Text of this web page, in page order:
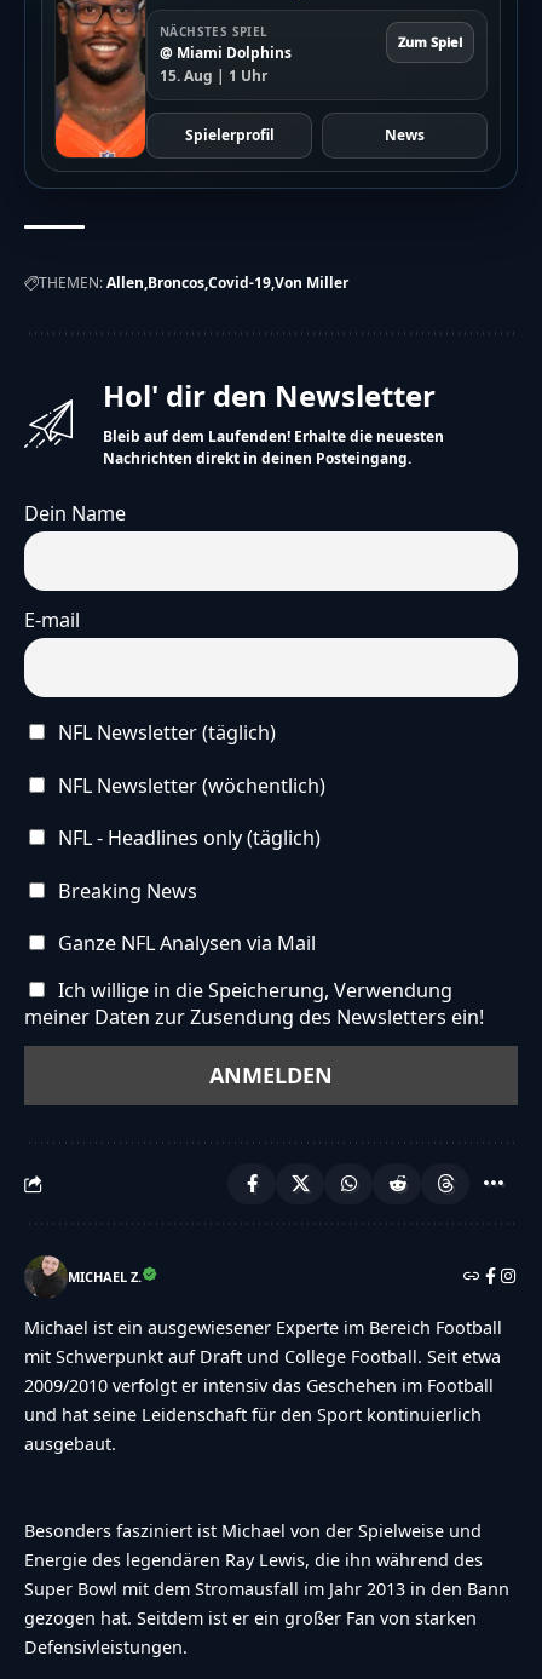
NÄCHSTES SPIEL
@ Miami Dolphins
15. Aug | 1 Uhr
Zum Spiel
Spielerprofil News
THEMEN:Allen BroncosCovid-19Von Miller
Hol' dir den Newsletter
Bleib auf dem Laufenden! Erhalte die neuesten
Nachrichten direkt in deinen Posteingang.
Dein Name
E-mail
NFL Newsletter (täglich)
NFL Newsletter (wöchentlich)
NFL - Headlines only (täglich)
Breaking News
Ganze NFL Analysen via Mail
Ich willige in die Speicherung, Verwendung
meiner Daten zur Zusendung des Newsletters ein!
MICHAEL Z.
Michael ist ein ausgewiesener Experte im Bereich Football
mit Schwerpunkt auf Draft und College Football. Seit etwa
2009/2010 verfolgt er intensiv das Geschehen im Football
und hat seine Leidenschaft für den Sport kontinuierlich
ausgebaut.
Besonders fasziniert ist Michael von der Spielweise und
Energie des legendären Ray Lewis, die ihn während des
Super Bowl mit dem Stromausfall im Jahr 2013 in den Bann
gezogen hat. Seitdem ist er ein großer Fan von starken
Defensivleistungen.